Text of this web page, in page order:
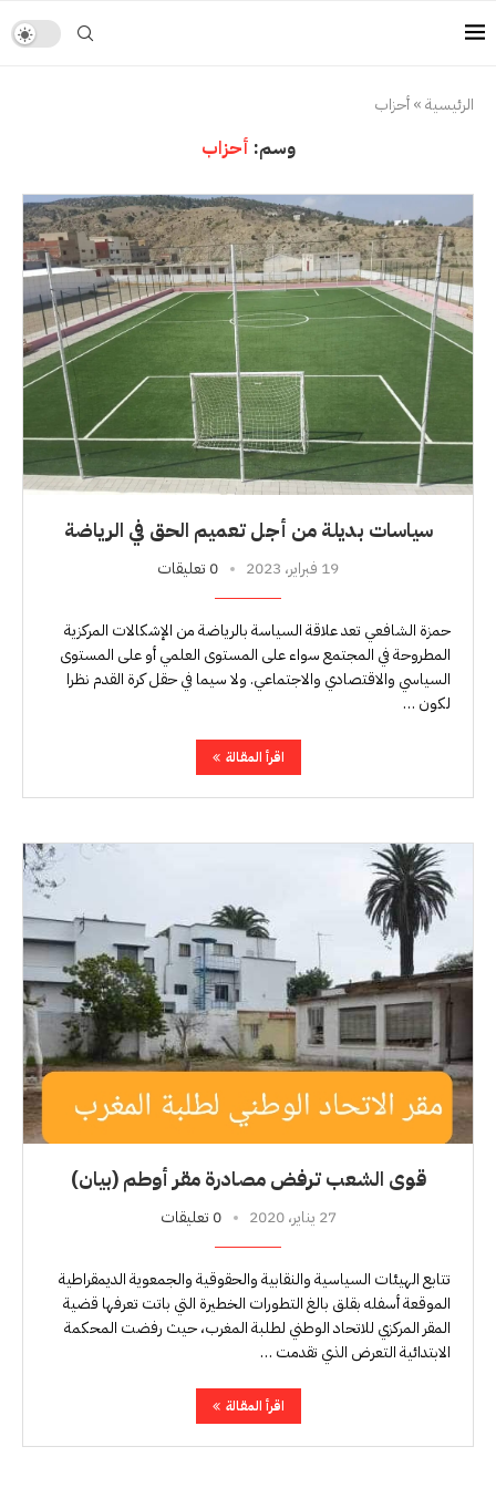
الرئيسية»أحزاب
وسم: أحزاب
سياسات بديلة من أجل تعميم الحق في الرياضة
19 فبراير، 2023 0 تعليقات
حمزة الشافعي تعد علاقة السياسة بالرياضة من الإشكالات المركزية
المطروحة في المجتمع سواء على المستوى العلمي أو على المستوى
السياسي والاقتصادي والاجتماعي. ولا سيما في حقل كرة القدم نظرا
لكون …
اقرأ المقالة
قوى الشعب ترفض مصادرة مقر أوطم (بيان)
27 يناير، 2020 0 تعليقات
تتابع الهيئات السياسية والنقابية والحقوقية والجمعوية الديمقراطية
الموقعة أسفله بقلق بالغ التطورات الخطيرة التي باتت تعرفها قضية
المقر المركزي للاتحاد الوطني لطلبة المغرب، حيث رفضت المحكمة
الابتدائية التعرض الذي تقدمت …
اقرأ المقالة